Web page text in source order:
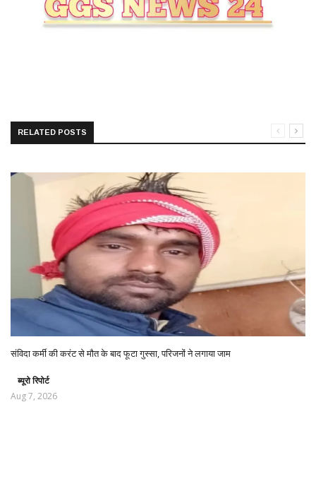
RELATED POSTS
संविदा कर्मी की करंट से मौत के बाद फूटा गुस्सा, परिजनों ने लगाया जाम
ब्यूरो रिपोर्ट
Aug 7, 2026